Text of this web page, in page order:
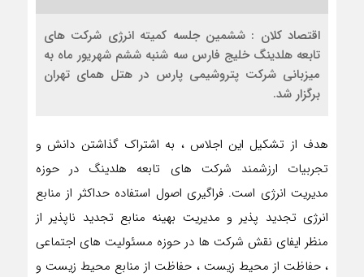
اقتصاد کلان : ششمین جلسه کمیته انرژی شرکت های
تابعه هلدینگ خلیج فارس سه شنبه ششم شهریور ماه به
میزبانی شرکت پتروشیمی پارس در هتل همای تهران
برگزار شد.
هدف از تشکیل این اجلاس ، به اشتراک گذاشتن دانش و
تجربیات ارزشمند شرکت های تابعه هلدینگ در حوزه
مدیریت انرژی است. فراگیری اصول استفاده حداکثر از منابع
انرژی تجدید پذیر و مدیریت بهینه منابع تجدید ناپذیر از
منظر ایفای نقش شرکت ها در حوزه مسئولیت های اجتماعی
، حفاظت از محیط زیست ، حفاظت از منابع محیط زیست و